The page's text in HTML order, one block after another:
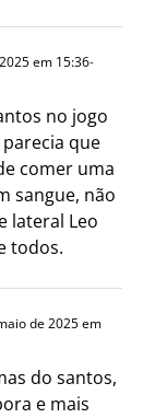
em 15:36-
no jogo
que
comer uma
sangue, não
lateral Leo
todos.
de 2025 em
do santos,
e mais